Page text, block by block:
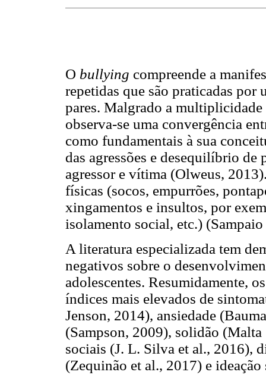
O bullying compreende a
repetidas que são praticadas por
pares. Malgrado a
observa-se uma convergência
como fundamentais à sua
das agressões e desequilíbrio
agressor e vítima (Olweus,
físicas (socos, empurrões,
xingamentos e insultos, por
isolamento social, etc.)
A literatura especializada tem
negativos sobre o
adolescentes. Resumidamente,
índices mais elevados de
Jenson, 2014), ansiedade
(Sampson, 2009), solidão
sociais (J. L. Silva et al., 2016),
(Zequinão et al., 2017) e